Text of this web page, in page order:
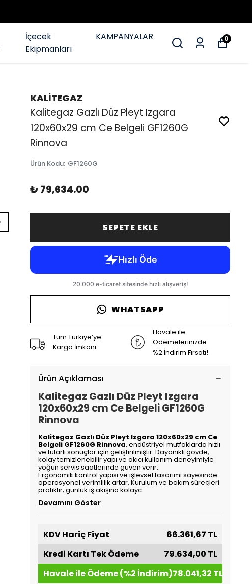
İçecek
Ekipmanları
KAMPANYALAR 0
KALİTEGAZ
Kalitegaz Gazlı Düz Pleyt Izgara
120x60x29 cm Ce Belgeli GF1260G
Rinnova
Ürün Kodu: GF1260G
₺ 79,634.00
SEPETE EKLE
WHATSAPP
Tüm Türkiye’ye
Kargo İmkanı
Havale ile
Ödemelerinizde
%2 İndirim Fırsatı!
Ürün Açıklaması
Kalitegaz Gazlı Düz Pleyt Izgara
120x60x29 cm Ce Belgeli GF1260G
Rinnova
Kalitegaz Gazlı Düz Pleyt Izgara 120x60x29 cm Ce
Belgeli GF1260G Rinnova, endüstriyel mutfaklarda hızlı
ve tutarlı sonuçlar için geliştirilmiştir. Dayanıklı gövde,
kolay temizlenebilir yapı ve akıcı kullanım deneyimiyle
yoğun servis saatlerinde güven verir.
Ergonomik kontrol yapısı ve işlevsel tasarımı sayesinde
operasyonel verimlilik artar. Kurulum ve bakım süreçleri
pratiktir; günlük iş akışına kolayc
Devamını Göster
KDV Hariç Fiyat
66.361,67 TL
Kredi Kartı Tek Ödeme
79.634,00 TL
Havale ile Ödeme (%2 İndirim)78.041,32 TL